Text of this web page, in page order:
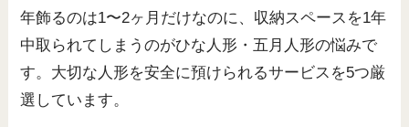
年飾るのは1〜2ヶ月だけなのに、収納スペースを1年
中取られてしまうのがひな人形・五月人形の悩みで
す。大切な人形を安全に預けられるサービスを5つ厳
選しています。